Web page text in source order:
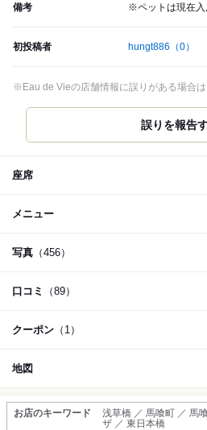
備考 ※ペットは現在入
初投稿者 hungt886 （0）
※Eau de Vieの店舗情報に誤りがある場合は
誤りを報告
座席
メニュー
写真 （456）
口コミ （89）
クーポン （1）
地図
お店のキーワード
浅草橋 ／ 馬喰町 ／ 馬
ザ ／ 東日本橋